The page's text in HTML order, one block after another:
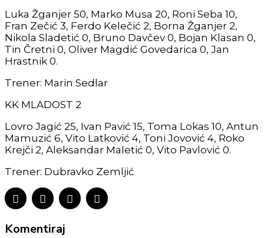
Luka Žganjer 50, Marko Musa 20, Roni Seba 10,
Fran Zečić 3, Ferdo Kelečić 2, Borna Žganjer 2,
Nikola Sladetić 0, Bruno Davčev 0, Bojan Klasan 0,
Tin Čretni 0, Oliver Magdić Govedarica 0, Jan
Hrastnik 0.
Trener: Marin Sedlar
KK MLADOST 2
Lovro Jagić 25, Ivan Pavić 15, Toma Lokas 10, Antun
Mamuzić 6, Vito Latković 4, Toni Jovović 4, Roko
Krejči 2, Aleksandar Maletić 0, Vito Pavlović 0.
Trener: Dubravko Zemljić
Komentiraj